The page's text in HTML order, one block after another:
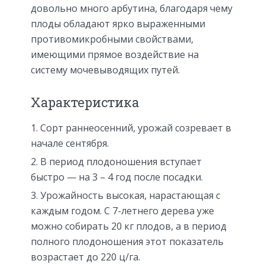
довольно много арбутина, благодаря чему
плоды обладают ярко выраженными
противомикробными свойствами,
имеющими прямое воздействие на
систему мочевыводящих путей.
Характеристика
Сорт раннеосенний, урожай созревает в
начале сентября.
В период плодоношения вступает
быстро — на 3 – 4 год после посадки.
Урожайность высокая, нарастающая с
каждым годом. С 7-летнего дерева уже
можно собирать 20 кг плодов, а в период
полного плодоношения этот показатель
возрастает до 220 ц/га.